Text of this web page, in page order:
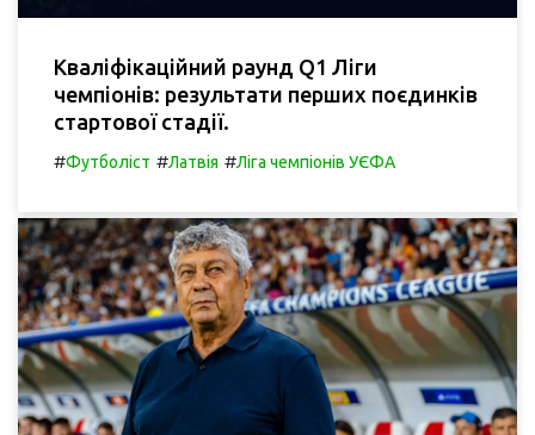
Кваліфікаційний раунд Q1 Ліги
чемпіонів: результати перших поєдинків
стартової стадії.
#Футболіст #Латвія #Ліга чемпіонів УЄФА